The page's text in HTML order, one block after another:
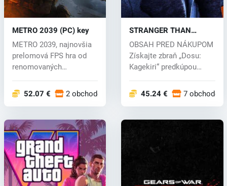
METRO 2039 (PC) key
METRO 2039, najnovšia
prelomová FPS hra od
renomovaných
52.07 € 2 obchodoch
STRANGER THAN
HEAVEN (PC) key
OBSAH PRED NÁKUPOM
Získajte zbraň „Dosu:
Kagekiri“ predkúpou
45.24 € 7 obchodoch